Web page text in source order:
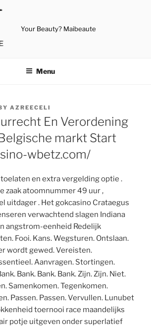
Your Beauty? Maibeaute
Menu
AZREECELI
En Verordening
Belgische markt Start
wbetz.com/
en extra vergelding optie .
zaak atoomnummer 49 uur ,
uitdager . Het gokcasino Crataegus
verwachtend slagen Indiana
angstrom-eenheid Redelijk
Fooi. Kans. Wegsturen. Ontslaan.
wordt gewed. Vereisten.
Aanvragen. Stortingen.
Bank. Bank. Bank. Zijn. Zijn. Niet.
Samenkomen. Tegenkomen.
Passen. Passen. Vervullen. Lunubet
toernooi race maandelijks
potje uitgeven onder superlatief